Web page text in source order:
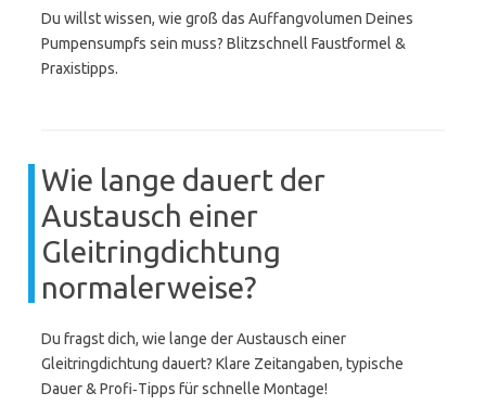
Du willst wissen, wie groß das Auffangvolumen Deines
Pumpensumpfs sein muss? Blitzschnell Faustformel &
Praxistipps.
Wie lange dauert der
Austausch einer
Gleitringdichtung
normalerweise?
Du fragst dich, wie lange der Austausch einer
Gleitringdichtung dauert? Klare Zeitangaben, typische
Dauer & Profi‑Tipps für schnelle Montage!